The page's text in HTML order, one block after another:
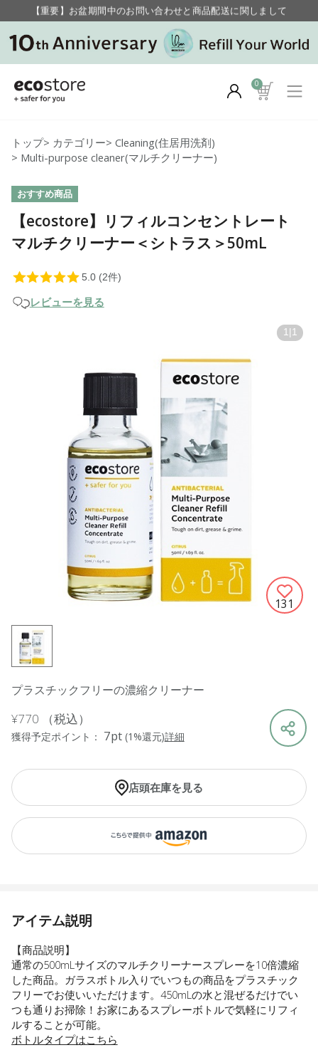
【重要】お盆期間中のお問い合わせと商品配送に関しまして
毎月お得にポイントが貯まる！ “月のポイントアップデー”
0
トップ> カテゴリー> Cleaning(住居用洗剤)
> Multi-purpose cleaner(マルチクリーナー)
おすすめ商品
【ecostore】リフィルコンセントレート
マルチクリーナー＜シトラス＞50mL
レビューを見る
1 1
131
プラスチックフリーの濃縮クリーナー
¥770 （税込）
獲得予定ポイント： 7pt (1%還元)詳細
店頭在庫を見る
アイテム説明
【商品説明】
通常の500mLサイズのマルチクリーナースプレーを10倍濃縮
した商品。ガラスボトル入りでいつもの商品をプラスチック
フリーでお使いいただけます。450mLの水と混ぜるだけでい
つも通りお掃除！お家にあるスプレーボトルで気軽にリフィ
ルすることが可能。
ボトルタイプはこちら